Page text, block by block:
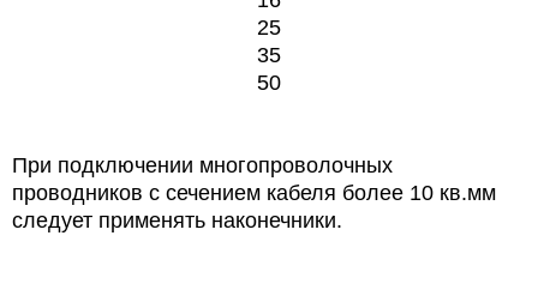
25
35
50
При подключении многопроволочных
проводников с сечением кабеля более 10 кв.мм
следует применять наконечники.